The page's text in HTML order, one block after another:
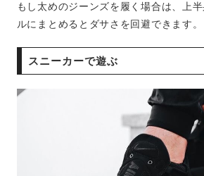
もし太めのジーンズを履く場合は、上
ルにまとめるとダサさを回避できます。
スニーカーで遊ぶ